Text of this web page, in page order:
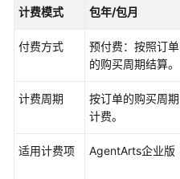
费
明
费
计费模式 包年/包月
付费方式
预付费：按照订单
的购买周期结算。
计费周期
按订单的购买周期
计费。
适用计费项 AgentArts企业版